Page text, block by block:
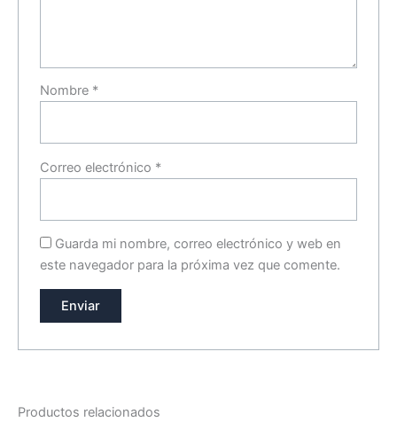
Nombre *
Correo electrónico *
Guarda mi nombre, correo electrónico y web en
este navegador para la próxima vez que comente.
Productos relacionados